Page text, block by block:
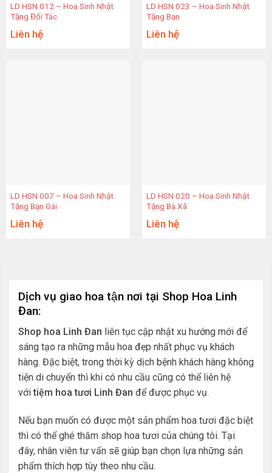
LD HSN 012 – Hoa Sinh Nhật
Tặng Đối Tác
Liên hệ
LD HSN 023 – Hoa Sinh Nhật
Tặng Bạn
Liên hệ
LD HSN 007 – Hoa Sinh Nhật
Tặng Bạn Gái
Liên hệ
LD HSN 020 – Hoa Sinh Nhật
Tặng Bà Xã
Liên hệ
Dịch vụ giao hoa tận nơi tại Shop Hoa Linh
Đan:
Shop hoa Linh Đan liên tục cập nhật xu hướng mới để
sáng tạo ra những mẫu hoa đẹp nhất phục vụ khách
hàng. Đặc biệt, trong thời kỳ dịch bệnh khách hàng không
tiện di chuyển thì khi có nhu cầu cũng có thể liên hệ
vớitiệm hoa tươi Linh Đan để được phục vụ.
Nếu bạn muốn có được một sản phẩm hoa tươi đặc biệt
thì có thể ghé thăm shop hoa tươi của chúng tôi. Tại
đây, nhân viên tư vấn sẽ giúp bạn chọn lựa những sản
phẩm thích hợp tùy theo nhu cầu.